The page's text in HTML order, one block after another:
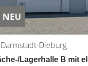
NEU
Dieburg
Lagerhalle B mit